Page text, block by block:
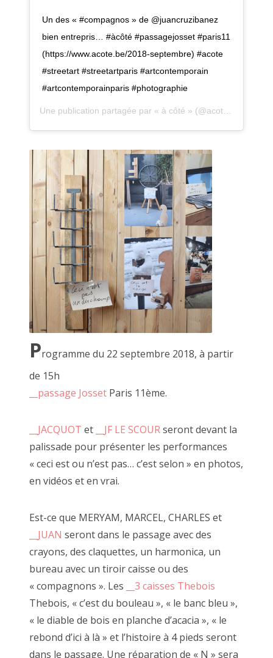
Un des « #compagnos » de @juancruzibanez
bien entrepris… #àcôté #passagejosset #paris11
(https://www.acote.be/2018-septembre) #acote
#streetart #streetartparis #artcontemporain
#artcontemporainparis #photographie
Une publication partagée par « à côté » (@acotepointbe) le
Programme du 22 septembre 2018, à partir
de 15h
__passage Josset Paris 11ème.
__JACQUOT et __JF LE SCOURseront devant la
palissade pour présenter les performances
« ceci est ou n’est pas… c’est selon » en photos,
en vidéos et en vrai.
Est-ce que MERYAM, MARCEL, CHARLES et
__JUAN seront dans le passage avec des
crayons, des claquettes, un harmonica, un
bureau avec un tiroir caisse ou des
« compagnons ». Les
__3 caisses Thebois
Thebois, « c’est du bouleau », « le banc bleu »,
« le diable de bois en planche d’acacia », « le
rebond d’ici à là » et l’histoire à 4 pieds seront
dans le passage. Une réparation de « N » sera
la Désarmée Espagnole, JUAN CRUZ IBANEZ 2022
CECILE RAYMOND, 18 octobre 2014